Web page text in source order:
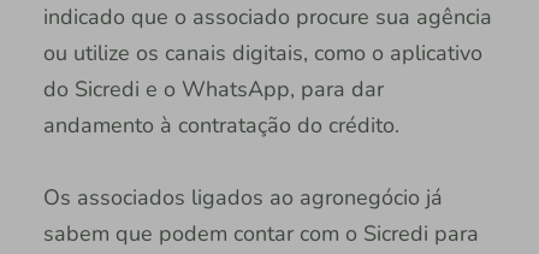
indicado que o associado procure sua agência
ou utilize os canais digitais, como o aplicativo
do Sicredi e o WhatsApp, para dar
andamento à contratação do crédito.
Os associados ligados ao agronegócio já
sabem que podem contar com o Sicredi para